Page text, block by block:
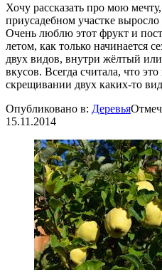
Хочу рассказать про мою
приусадебном участке
Очень люблю этот фрукт и
летом, как только начинается
двух видов, внутри жёлтый
вкусов. Всегда считала, что
скрещивании двух каких-то
Опубликовано в: Деревья
15.11.2014